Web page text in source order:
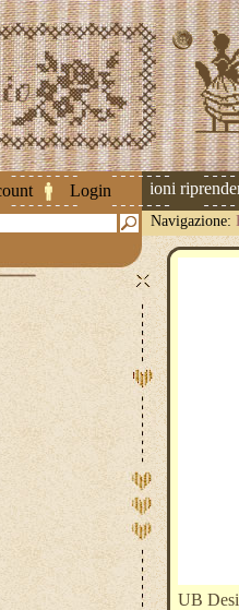
Login
! Le spedizioni
Navigazione:
UB